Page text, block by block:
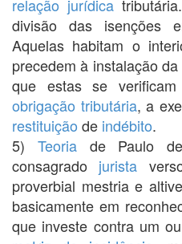
relação jurídica
divisão das isenções
Aquelas habitam o
precedem à instalação da
que estas se
obrigação tributária, a
restituição de indébito.
5) Teoriade Paulo
consagrado jurista
proverbial mestria e
basicamente em
que investe contra um